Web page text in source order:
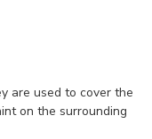
are used to cover the
on the surrounding